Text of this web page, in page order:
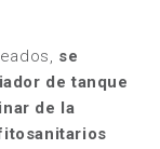
se
de tanque
de la